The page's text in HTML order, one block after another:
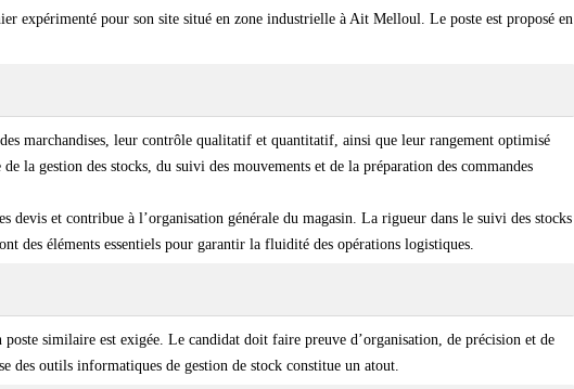
expérimenté pour son site situé en zone industrielle à Ait Melloul. Le poste est proposé en
marchandises, leur contrôle qualitatif et quantitatif, ainsi que leur rangement optimisé
la gestion des stocks, du suivi des mouvements et de la préparation des commandes
devis et contribue à l’organisation générale du magasin. La rigueur dans le suivi des stocks
des éléments essentiels pour garantir la fluidité des opérations logistiques.
poste similaire est exigée. Le candidat doit faire preuve d’organisation, de précision et de
des outils informatiques de gestion de stock constitue un atout.